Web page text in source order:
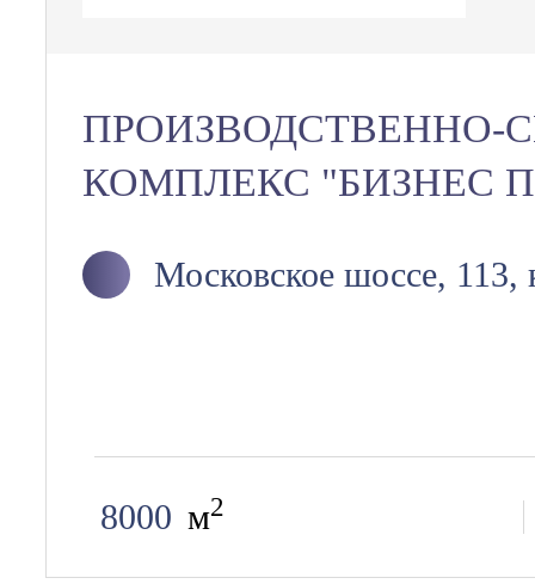
ПРОИЗВОДСТВЕННО-
КОМПЛЕКС "БИЗНЕС
Московское шоссе, 113,
8000 м2